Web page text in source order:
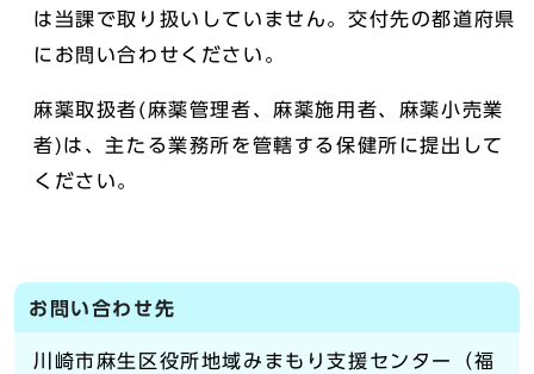
は当課で取り扱いしていません。交付先の都道府県
にお問い合わせください。
麻薬取扱者(麻薬管理者、麻薬施用者、麻薬小売業
者)は、主たる業務所を管轄する保健所に提出して
ください。
お問い合わせ先
川崎市麻生区役所地域みまもり支援センター（福